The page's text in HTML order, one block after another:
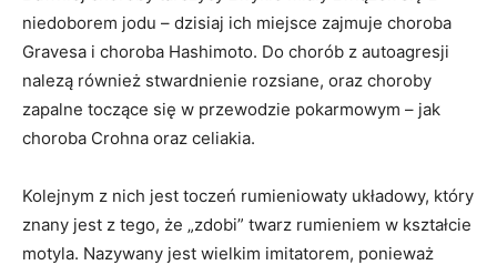
niedoborem jodu – dzisiaj ich miejsce zajmuje choroba
Gravesa i choroba Hashimoto. Do chorób z autoagresji
nalezą również stwardnienie rozsiane, oraz choroby
zapalne toczące się w przewodzie pokarmowym – jak
choroba Crohna oraz celiakia.
Kolejnym z nich jest toczeń rumieniowaty układowy, który
znany jest z tego, że „zdobi” twarz rumieniem w kształcie
motyla. Nazywany jest wielkim imitatorem, ponieważ